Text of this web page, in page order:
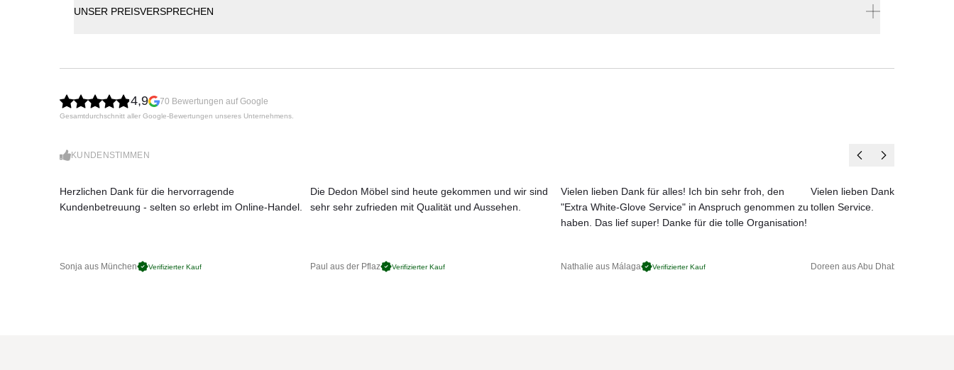
Leicht wirkendes Aluminiumgestell
JETZT MUSTER BESTELLEN
UNSER PREISVERSPRECHEN
4,9 70 Bewertungen auf Google
Gesamtdurchschnitt aller Google-Bewertungen unseres Unternehmens.
KUNDENSTIMMEN
Herzlichen Dank für die hervorragende
Kundenbetreuung - selten so erlebt im Online-Handel.
Sonja aus München Verifizierter Kauf
Die Dedon Möbel sind heute gekommen und wir sind
sehr sehr zufrieden mit Qualität und Aussehen.
Paul aus der Pflaz Verifizierter Kauf
Vielen lieben Dank für alles! Ich bin sehr froh, den
"Extra White-Glove Service" in Anspruch genommen zu
haben. Das lief super! Danke für die tolle Organisation!
Nathalie aus Málaga Verifizierter Kauf
Vielen lieben Dank für das
tollen Service.
Doreen aus Abu Dhabi